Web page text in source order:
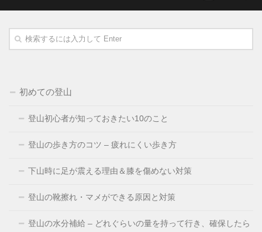
初めての登山
登山初心者が知っておきたい10のこと
登山の歩き方のコツ – 疲れにくい歩き方
下山時に足が震える理由＆膝を傷めない対策
登山の靴擦れ・マメができる原因と対策
登山の水分補給 – どれぐらいの量を持って行き、確保したら